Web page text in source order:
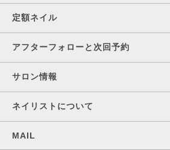
定額ネイル
アフターフォローと次回予約
サロン情報
ネイリストについて
MAIL